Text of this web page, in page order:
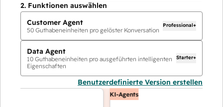
2. Funktionen auswählen
Customer Agent
50 Guthabeneinheiten pro gelöster Konversation
Professional+
Data Agent
10 Guthabeneinheiten pro ausgeführten intelligenten
Eigenschaften
Starter+
Benutzerdefinierte Version erstellen
KI-Agents